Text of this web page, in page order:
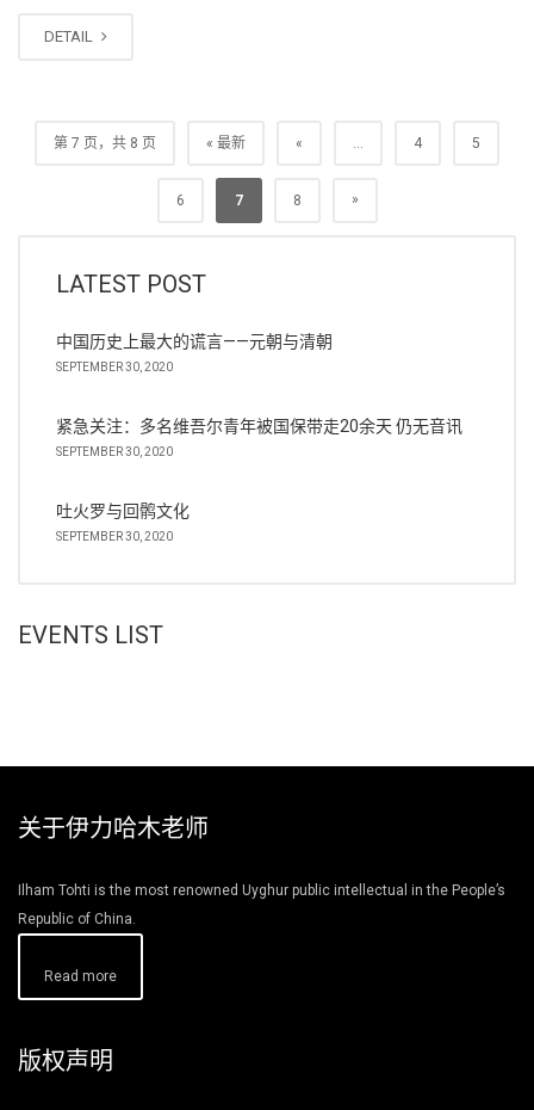
DETAIL
第 7 页，共 8 页 « 最新 « ... 4 5
6 7 8 »
LATEST POST
中国历史上最大的谎言——元朝与清朝
SEPTEMBER 30, 2020
紧急关注：多名维吾尔青年被国保带走20余天 仍无音讯
SEPTEMBER 30, 2020
吐火罗与回鹘文化
SEPTEMBER 30, 2020
EVENTS LIST
关于伊力哈木老师
Ilham Tohti is the most renowned Uyghur public intellectual in the People’s
Republic of China.
Read more
版权声明